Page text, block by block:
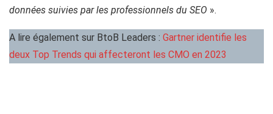
données suivies par les professionnels du SEO ».
A lire également sur BtoB Leaders : Gartner identifie les
deux Top Trends qui affecteront les CMO en 2023